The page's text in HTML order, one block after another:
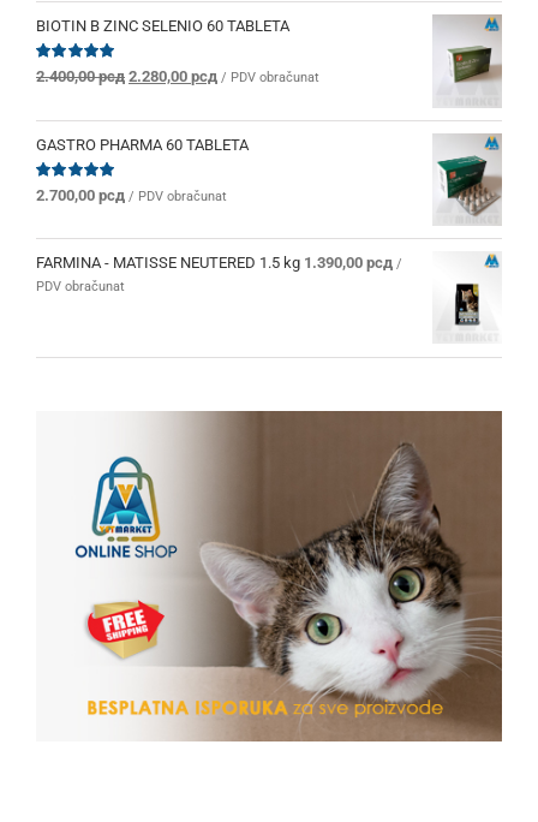
BIOTIN B ZINC SELENIO 60 TABLETA
Ocenjeno
od 5
2.400,00рсд Originalna
je
bila:
2.280,00 рсдTrenutna
je:
2.280,00 рсд.
/ PDV obračunat
GASTRO PHARMA 60 TABLETA
Ocenjeno
od 5
2.700,00 рсд / PDV obračunat
FARMINA - MATISSE NEUTERED 1.5 kg 1.390,00 рсд /
PDV obračunat